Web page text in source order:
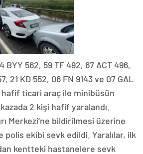
BYY 562, 59 TF 492, 67 ACT 496,
21 KD 552, 06 FN 9143 ve 07 GAL
hafif ticari araç ile minibüsün
2 kişi hafif yaralandı.
Merkezi’ne bildirilmesi üzerine
polis ekibi sevk edildi. Yaralılar, ilk
kentteki hastanelere sevk